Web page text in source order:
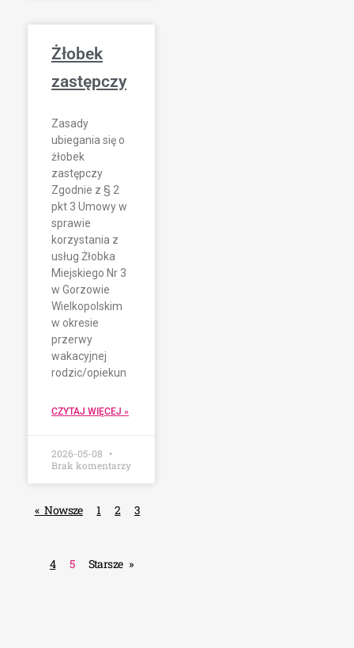
Żłobek
zastępczy
Zasady
ubiegania się o
żłobek
zastępczy
Zgodnie z § 2
pkt 3 Umowy w
sprawie
korzystania z
usług Żłobka
Miejskiego Nr 3
w Gorzowie
Wielkopolskim
w okresie
przerwy
wakacyjnej
rodzic/opiekun
CZYTAJ WIĘCEJ »
2026-05-08
Brak komentarzy
« Nowsze 1 2 3
4 5 Starsze »